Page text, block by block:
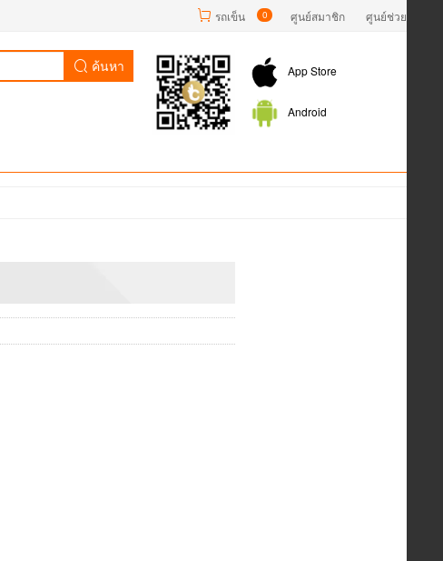
รถเข็น 0 ศูนย์สมาชิก ศูนย์ช่วยเหลือ
ค้นหา App Store
Android